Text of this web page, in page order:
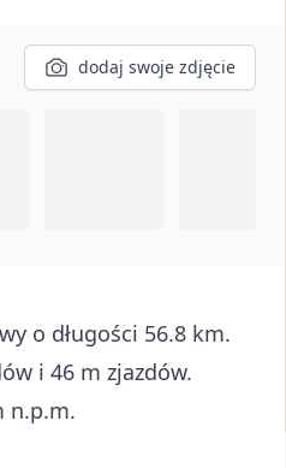
dodaj swoje zdjęcie
o długości 56.8 km.
i 46 m zjazdów.
n.p.m.